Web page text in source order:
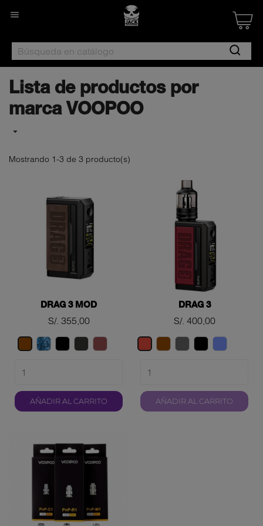

Created by
from the Noun
Lista de productos por
marca VOOPOO

Mostrando 1-3 de 3 producto(s)
DRAG 3 MOD
Precio
S/. 355,00
MarrónPRUSSIAN
BLUE
BLACKGREY
MATTE
MARSALA
AÑADIR AL CARRITO
DRAG 3
Precio
S/. 400,00
Rojo MarrónGray Space
Black
Azul
AÑADIR AL CARRITO